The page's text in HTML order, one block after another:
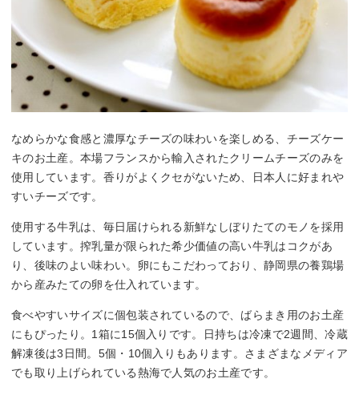
なめらかな食感と濃厚なチーズの味わいを楽しめる、チーズケー
キのお土産。本場フランスから輸入されたクリームチーズのみを
使用しています。香りがよくクセがないため、日本人に好まれや
すいチーズです。
使用する牛乳は、毎日届けられる新鮮なしぼりたてのモノを採用
しています。搾乳量が限られた希少価値の高い牛乳はコクがあ
り、後味のよい味わい。卵にもこだわっており、静岡県の養鶏場
から産みたての卵を仕入れています。
食べやすいサイズに個包装されているので、ばらまき用のお土産
にもぴったり。1箱に15個入りです。日持ちは冷凍で2週間、冷蔵
解凍後は3日間。5個・10個入りもあります。さまざまなメディア
でも取り上げられている熱海で人気のお土産です。